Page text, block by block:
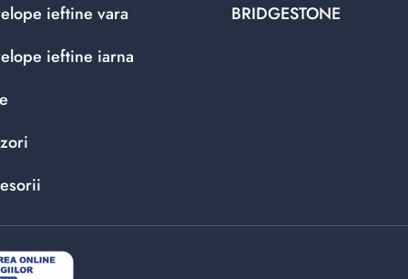
ieftine vara
ieftine iarna
BRIDGESTONE